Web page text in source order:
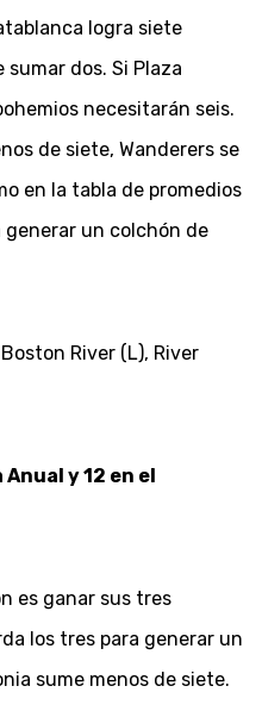
logra siete
dos. Si Plaza
necesitarán seis.
de siete, Wanderers se
en la tabla de promedios
un colchón de
River (L), River
y 12 en el
es ganar sus tres
los tres para generar un
sume menos de siete.